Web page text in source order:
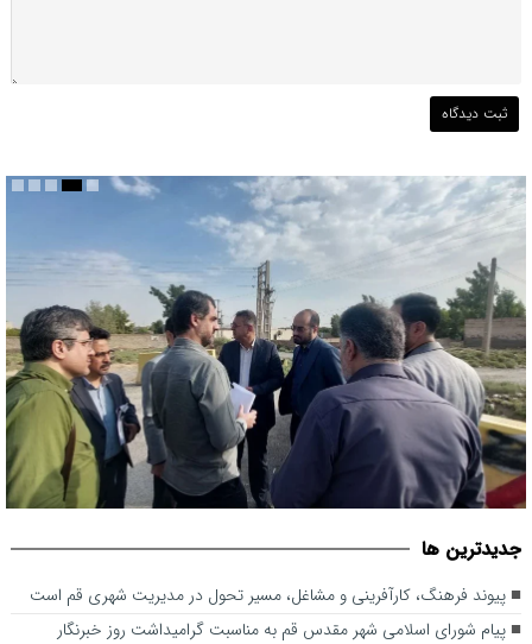
اصلاح خط محدوده قانونی شهر
جديدترين ها
پیوند فرهنگ، کارآفرینی و مشاغل، مسیر تحول در مدیریت شهری قم است
پیام شورای اسلامی شهر مقدس قم به مناسبت گرامیداشت روز خبرنگار